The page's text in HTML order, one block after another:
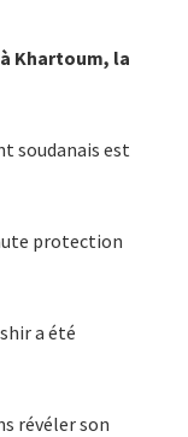
Khartoum, la
soudanais est
protection
a été
révéler son